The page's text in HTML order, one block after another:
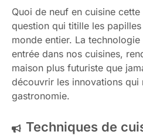
Quoi de neuf en cuisine
question qui titille les
monde entier. La
entrée dans nos cuisines,
maison plus futuriste que
découvrir les innovations qui
gastronomie.
Techniques de